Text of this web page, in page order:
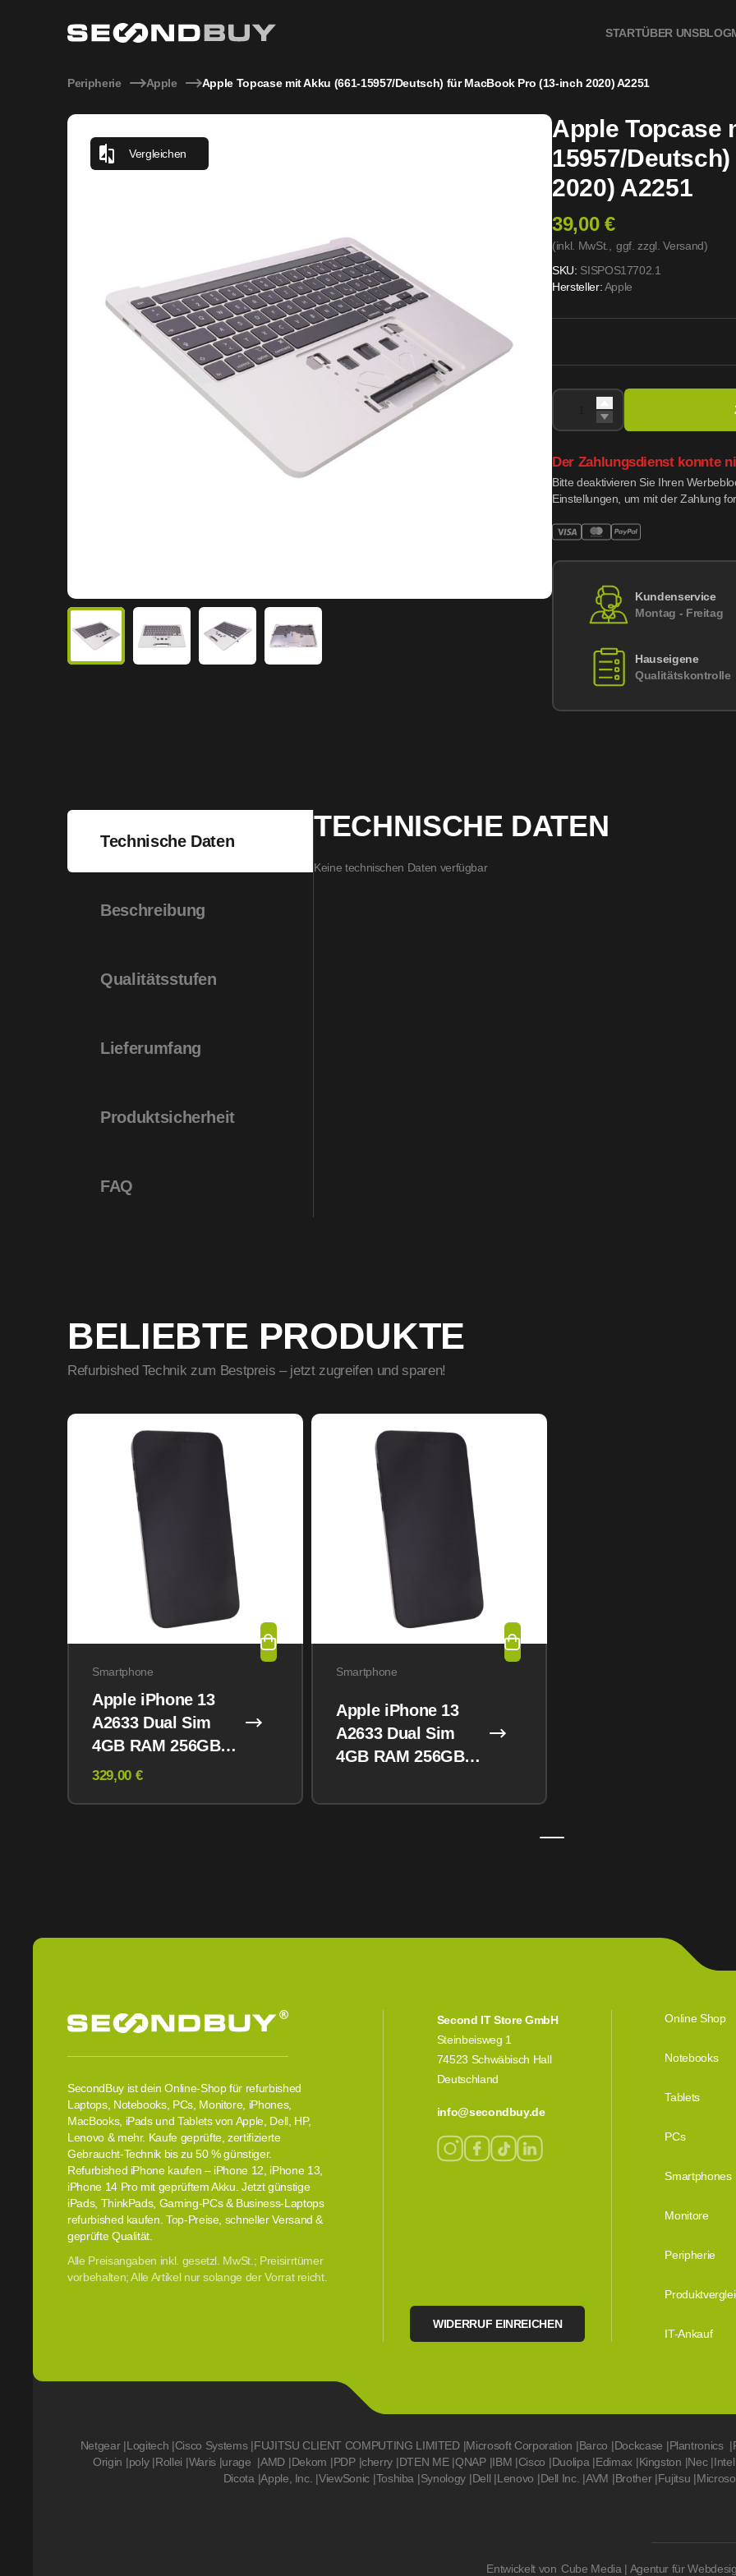
STARTÜBER UNSBLOG
Peripherie Apple Apple Topcase mit Akku (661-15957/Deutsch) für MacBook Pro (13-inch 2020)‎ A2251
Vergleichen
Apple Topcase
15957/
2020)‎ A2251
39,00 €
(inkl. MwSt., ggf. zzgl. Versand)
SKU: SISPOS17702.1
Hersteller:Apple
Der Zahlungsdienst konnte
Bitte deaktivieren Sie Ihren
Einstellungen, um mit der Zahlung
Kundenservice
Montag - Freitag
Hauseigene
Qualitätskontrolle
Technische Daten
Beschreibung
Qualitätsstufen
Lieferumfang
Produktsicherheit
FAQ
TECHNISCHE DATEN
Keine technischen Daten verfügbar
BELIEBTE PRODUKTE
Refurbished Technik zum Bestpreis – jetzt zugreifen und sparen!
Smartphone
Apple iPhone 13
A2633 Dual Sim
4GB RAM 256GB
Midnight
329,00 €
Smartphone
Apple iPhone 13
A2633 Dual Sim
4GB RAM 256GB
SecondBuy ist dein Online-Shop für refurbished
Laptops, Notebooks, PCs, Monitore, iPhones,
MacBooks, iPads und Tablets von Apple, Dell, HP,
Lenovo & mehr. Kaufe geprüfte, zertifizierte
Gebraucht-Technik bis zu 50 % günstiger.
Refurbished iPhone kaufen – iPhone 12, iPhone 13,
iPhone 14 Pro mit geprüftem Akku. Jetzt günstige
iPads, ThinkPads, Gaming-PCs & Business-Laptops
refurbished kaufen. Top-Preise, schneller Versand &
geprüfte Qualität.
Alle Preisangaben inkl. gesetzl. MwSt.; Preisirrtümer
vorbehalten; Alle Artikel nur solange der Vorrat reicht.
Second IT Store GmbH
Steinbeisweg 1
74523 Schwäbisch Hall
Deutschland
info@secondbuy.de
WIDERRUF EINREICHEN
Online Shop
Notebooks
Tablets
PCs
Smartphones
Monitore
Peripherie
IT-Ankauf
Netgear |Logitech |Cisco Systems |FUJITSU CLIENT COMPUTING LIMITED |Microsoft Corporation |Barco |Dockcase |Plantronics |
Origin |poly |Rollei |Waris |urage |AMD |Dekom |PDP |cherry |DTEN ME |QNAP |IBM |Cisco |Duolipa |Edimax |Kingston |Nec |Intel
Dicota |Apple, Inc. |ViewSonic |Toshiba |Synology |Dell |Lenovo |Dell Inc. |AVM |Brother |Fujitsu |
Entwickelt von Cube Media | Agentur für